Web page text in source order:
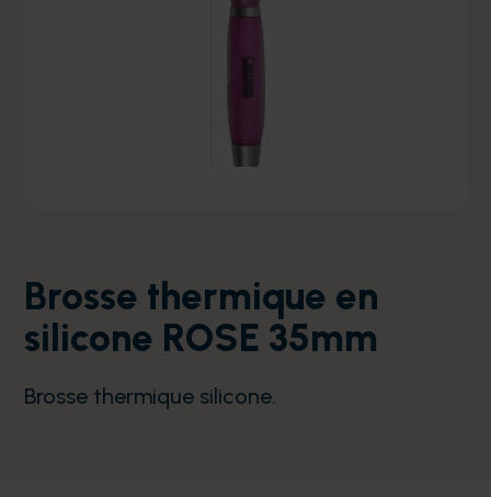
Brosse thermique en
silicone ROSE 35mm
Brosse thermique silicone.